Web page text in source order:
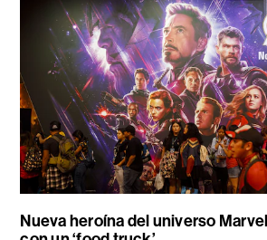
Nueva heroína del universo